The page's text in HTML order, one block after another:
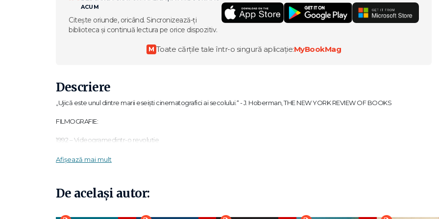
ACUM
Citește oriunde, oricând. Sincronizează-ți
biblioteca și continuă lectura pe orice dispozitiv.
M Toate cărțile tale într-o singură aplicație:MyBookMag
Descriere
„Ujică este unul dintre marii eseiști cinematografici ai secolului.“ - J. Hoberman, THE NEW YORK REVIEW OF BOOKS
FILMOGRAFIE:
1992 – Videogramedintr-o revoluție
1995 – Out of the Present
2005 – Unknown Quantity
2010 – Autobiografia luiNicolae Ceaușescu
Afișează mai mult
De același autor: